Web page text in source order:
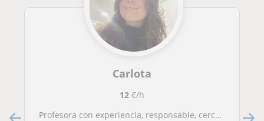
Carlota
12€/h
Profesora con experiencia, responsable, cercana, paciente y comunicativa.